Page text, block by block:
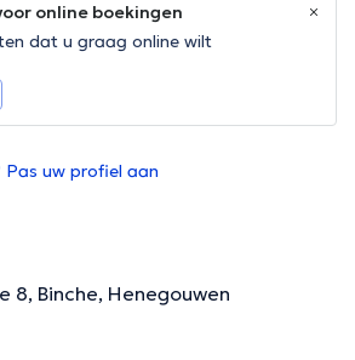
online boekingen
dat u graag online wilt
Pas uw profiel aan
8, Binche, Henegouwen